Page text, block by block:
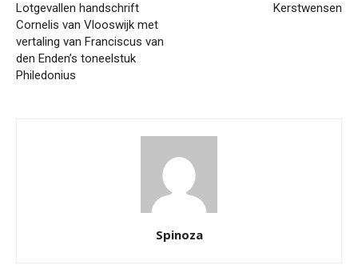
Lotgevallen handschrift
Cornelis van Vlooswijk met
vertaling van Franciscus van
den Enden’s toneelstuk
Philedonius
Kerstwensen
Spinoza